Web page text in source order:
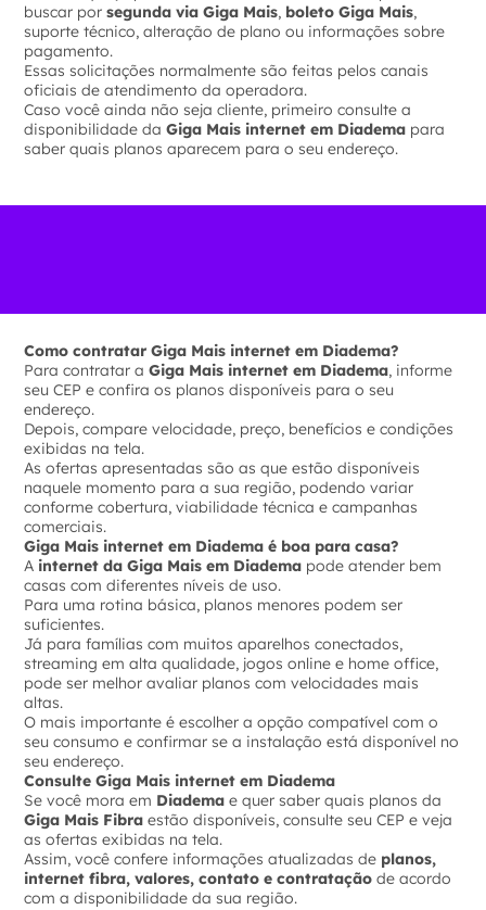
buscar porsegunda via Giga Mais, boleto Giga Mais,
suporte técnico, alteração de plano ou informações sobre
pagamento.
Essas solicitações normalmente são feitas pelos canais
oficiais de atendimento da operadora.
Caso você ainda não seja cliente, primeiro consulte a
disponibilidade daGiga Mais internet em Diadema para
saber quais planos aparecem para o seu endereço.
Como contratar Giga Mais internet em Diadema?
Para contratar aGiga Mais internet em Diadema, informe
seu CEP e confira os planos disponíveis para o seu
endereço.
Depois, compare velocidade, preço, benefícios e condições
exibidas na tela.
As ofertas apresentadas são as que estão disponíveis
naquele momento para a sua região, podendo variar
conforme cobertura, viabilidade técnica e campanhas
comerciais.
Giga Mais internet em Diadema é boa para casa?
A internet da Giga Mais em Diadema pode atender bem
casas com diferentes níveis de uso.
Para uma rotina básica, planos menores podem ser
suficientes.
Já para famílias com muitos aparelhos conectados,
streaming em alta qualidade, jogos online e home office,
pode ser melhor avaliar planos com velocidades mais
altas.
O mais importante é escolher a opção compatível com o
seu consumo e confirmar se a instalação está disponível no
seu endereço.
Consulte Giga Mais internet em Diadema
Se você mora em Diadema e quer saber quais planos da
Giga Mais Fibra estão disponíveis, consulte seu CEP e veja
as ofertas exibidas na tela.
Assim, você confere informações atualizadas de planos,
internet fibra, valores, contato e contratação de acordo
com a disponibilidade da sua região.